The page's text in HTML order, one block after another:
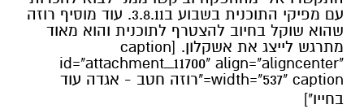
עם מפיקי התוכנית בשבוע ב3.8.11. עוד מוסיף רוזה
שהוא שוקל בחיוב להצטרף לתוכנית והוא מאוד
מתרגש לייצג את אשקלון. [caption
id="attachment_11700" align="aligncenter"
width="537" caption="רוזה חטב - אגדה עוד
בחייו"]